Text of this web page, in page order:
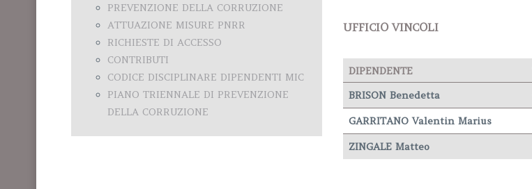
PREVENZIONE DELLA CORRUZIONE
ATTUAZIONE MISURE PNRR
RICHIESTE DI ACCESSO
CONTRIBUTI
CODICE DISCIPLINARE DIPENDENTI MIC
PIANO TRIENNALE DI PREVENZIONE
DELLA CORRUZIONE
UFFICIO VINCOLI
DIPENDENTE
BRISON Benedetta
GARRITANO Valentin Marius
ZINGALE Matteo